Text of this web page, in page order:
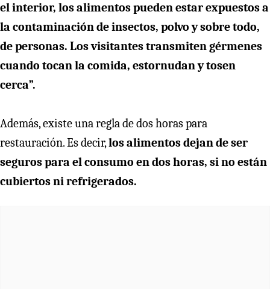
el interior, los alimentos pueden estar expuestos a
la contaminación de insectos, polvo y sobre todo,
de personas. Los visitantes transmiten gérmenes
cuando tocan la comida, estornudan y tosen
cerca”.
Además, existe una regla de dos horas para
restauración. Es decir,los alimentos dejan de ser
seguros para el consumo en dos horas, si no están
cubiertos ni refrigerados.